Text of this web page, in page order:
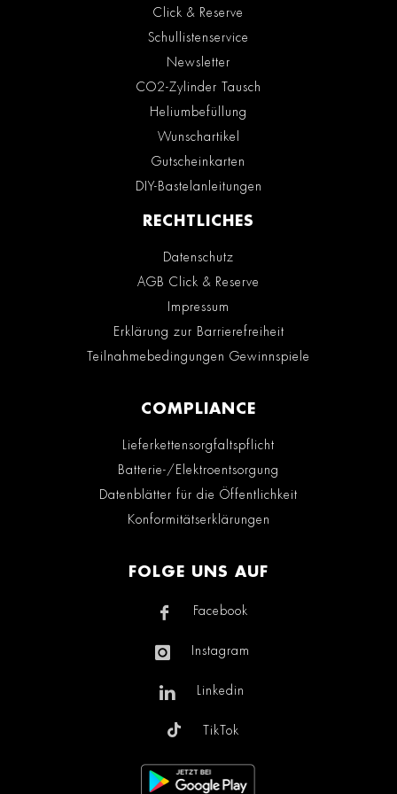
Click & Reserve
Schullistenservice
Newsletter
CO2-Zylinder Tausch
Heliumbefüllung
Wunschartikel
Gutscheinkarten
DIY-Bastelanleitungen
RECHTLICHES
Datenschutz
AGB Click & Reserve
Impressum
Erklärung zur Barrierefreiheit
Teilnahmebedingungen Gewinnspiele
COMPLIANCE
Lieferkettensorgfaltspflicht
Batterie-/Elektroentsorgung
Datenblätter für die Öffentlichkeit
Konformitätserklärungen
FOLGE UNS AUF
Facebook
Instagram
Linkedin
TikTok